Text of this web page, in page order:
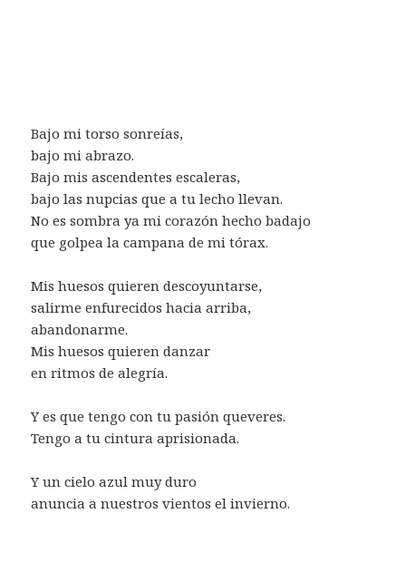
Bajo mi torso sonreías,
bajo mi abrazo.
Bajo mis ascendentes escaleras,
bajo las nupcias que a tu lecho llevan.
No es sombra ya mi corazón hecho badajo
que golpea la campana de mi tórax.
Mis huesos quieren descoyuntarse,
salirme enfurecidos hacia arriba,
abandonarme.
Mis huesos quieren danzar
en ritmos de alegría.
Y es que tengo con tu pasión queveres.
Tengo a tu cintura aprisionada.
Y un cielo azul muy duro
anuncia a nuestros vientos el invierno.